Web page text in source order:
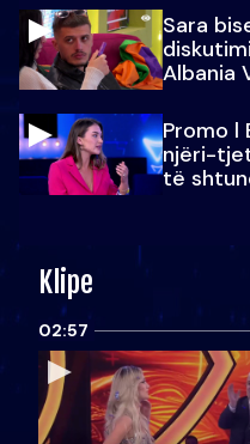
Sara
Albania
Promo l
njëri-
të
Klipe
02:57